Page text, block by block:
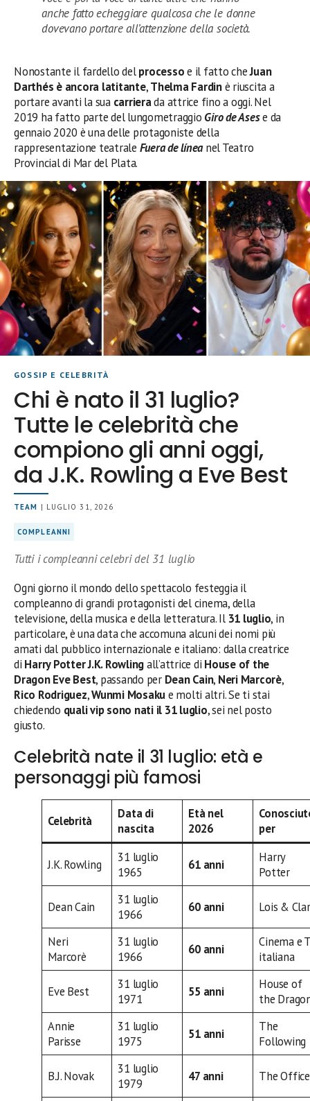
anche fatto echeggiare qualcosa che le donne
dovevano portare all’attenzione della società.
Nonostante il fardello delprocessoe il fatto che Juan
Darthés è ancora latitante,Thelma Fardinè riuscita a
portare avanti la sua carrierada attrice fino a oggi. Nel
2019 ha fatto parte del lungometraggio Giro de Asese da
gennaio 2020 è una delle protagoniste della
rappresentazione teatrale Fuera de líneanel Teatro
Provincial di Mar del Plata.
GOSSIP E CELEBRITÀ
Chi è nato il 31 luglio?
Tutte le celebrità che
compiono gli anni oggi,
da J.K. Rowling a Eve Best
TEAM | LUGLIO 31, 2026
COMPLEANNI
Tutti i compleanni celebri del 31 luglio
Ogni giorno il mondo dello spettacolo festeggia il
compleanno di grandi protagonisti del cinema, della
televisione, della musica e della letteratura. Il 31 luglio, in
particolare, è una data che accomuna alcuni dei nomi più
amati dal pubblico internazionale e italiano: dalla creatrice
di Harry PotterJ.K. Rowlingall’attrice di House of the
Dragon Eve Best, passando per Dean Cain, Neri Marcorè,
Rico Rodriguez,Wunmi Mosakue molti altri. Se ti stai
chiedendo quali vip sono nati il 31 luglio, sei nel posto
giusto.
Celebrità nate il 31 luglio: età e
personaggi più famosi
Celebrità
Data di
nascita
Età nel
2026
per
J.K. Rowling
31 luglio
1965
61 anni
Harry
Potter
Dean Cain
31 luglio
1966
60 anni Lois &
Neri
Marcorè
31 luglio
1966
60 anni
Cinema e
italiana
Eve Best
31 luglio
1971
55 anni
House of
the
Annie
Parisse
31 luglio
1975
51 anni
The
Following
B.J. Novak
31 luglio
1979
47 anni The Office